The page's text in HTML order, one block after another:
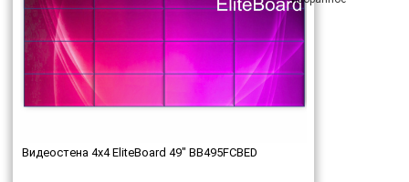
Видеостена 4x4 EliteBoard 49" BB495FCBED